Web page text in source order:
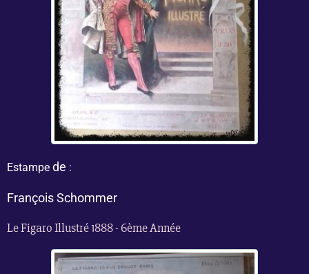
Estampe de :
François Schommer
Le Figaro Illustré 1888 - 6ème Année